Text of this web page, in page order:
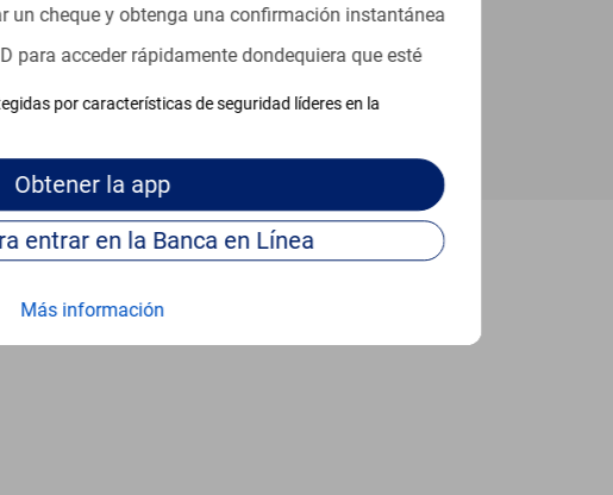
un cheque y obtenga una confirmación instantánea
para acceder rápidamente dondequiera que esté
por características de seguridad líderes en la
Obtenerla app
Continúe para entrar en la Banca en Línea
Más información
San Diego